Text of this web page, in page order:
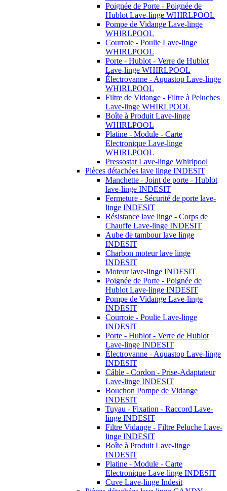
Poignée de Porte - Poignée de
Hublot Lave-linge WHIRLPOOL
Pompe de Vidange Lave-linge
WHIRLPOOL
Courroie - Poulie Lave-linge
WHIRLPOOL
Porte - Hublot - Verre de Hublot
Lave-linge WHIRLPOOL
Électrovanne - Aquastop Lave-linge
WHIRLPOOL
Filtre de Vidange - Filtre à Peluches
Lave-linge WHIRLPOOL
Boîte à Produit Lave-linge
WHIRLPOOL
Platine - Module - Carte
Electronique Lave-linge
WHIRLPOOL
Pressostat Lave-linge Whirlpool
Pièces détachées lave linge INDESIT
Manchette - Joint de porte - Hublot
lave-linge INDESIT
Fermeture - Sécurité de porte lave-
linge INDESIT
Résistance lave linge - Corps de
Chauffe Lave-linge INDESIT
Aube de tambour lave linge
INDESIT
Charbon moteur lave linge
INDESIT
Moteur lave-linge INDESIT
Poignée de Porte - Poignée de
Hublot Lave-linge INDESIT
Pompe de Vidange Lave-linge
INDESIT
Courroie - Poulie Lave-linge
INDESIT
Porte - Hublot - Verre de Hublot
Lave-linge INDESIT
Électrovanne - Aquastop Lave-linge
INDESIT
Câble - Cordon - Prise-Adaptateur
Lave-linge INDESIT
Bouchon Pompe de Vidange
INDESIT
Tuyau - Fixation - Raccord Lave-
linge INDESIT
Filtre Vidange - Filtre Peluche Lave-
linge INDESIT
Boîte à Produit Lave-linge
INDESIT
Platine - Module - Carte
Electronique Lave-linge INDESIT
Cuve Lave-linge Indesit